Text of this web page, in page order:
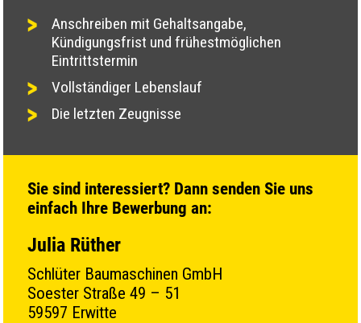
Anschreiben mit Gehaltsangabe,
Kündigungsfrist und frühestmöglichen
Eintrittstermin
Vollständiger Lebenslauf
Die letzten Zeugnisse
Sie sind interessiert? Dann senden Sie uns
einfach Ihre Bewerbung an:
Julia Rüther
Schlüter Baumaschinen GmbH
Soester Straße 49 – 51
59597 Erwitte